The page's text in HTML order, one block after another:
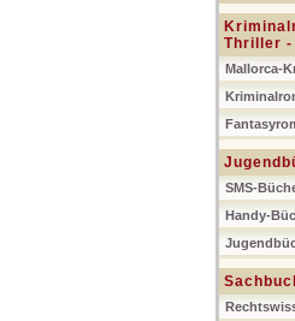
Thriller -
Mallorca-
SMS-
Handy-